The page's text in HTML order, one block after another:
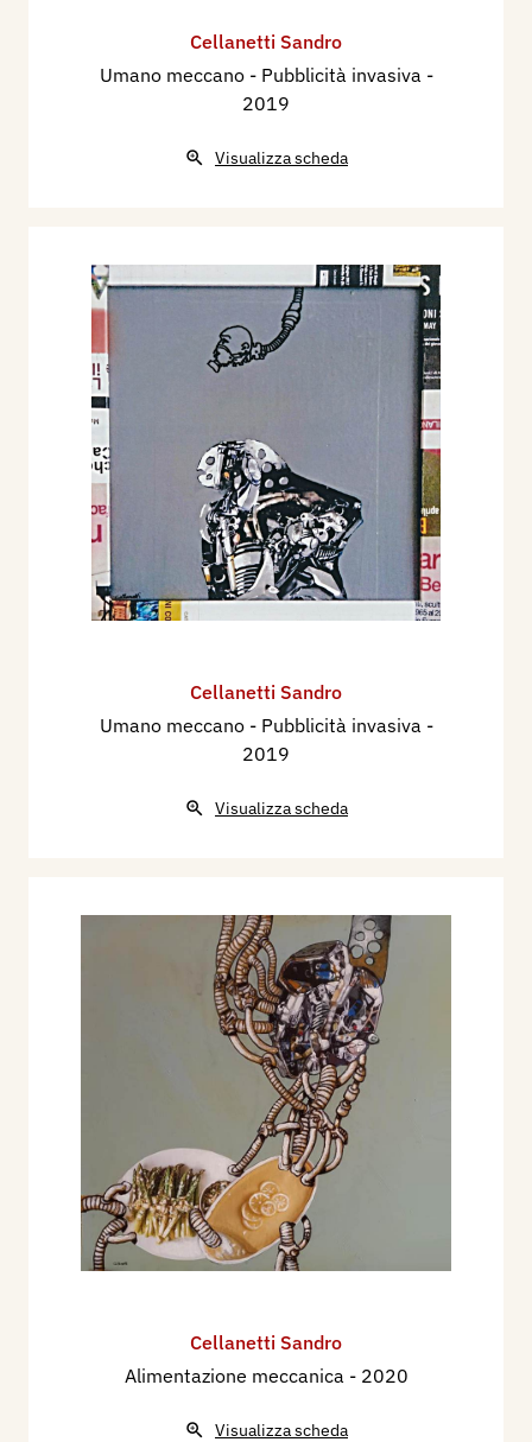
Cellanetti Sandro
Umano meccano - Pubblicità invasiva -
2019
Visualizza scheda
Cellanetti Sandro
Umano meccano - Pubblicità invasiva -
2019
Visualizza scheda
Cellanetti Sandro
Alimentazione meccanica - 2020
Visualizza scheda